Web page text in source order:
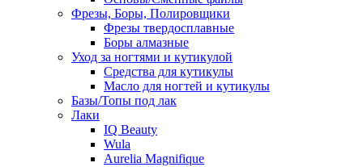
Фрезы, Боры, Полировщики
Фрезы твердосплавные
Боры алмазные
Уход за ногтями и кутикулой
Средства для кутикулы
Масло для ногтей и кутикулы
Базы/Топы под лак
Лаки
IQ Beauty
Wula
Aurelia Magnifique